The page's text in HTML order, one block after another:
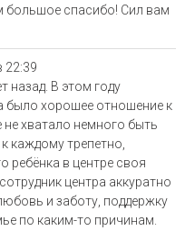
большое спасибо! Сил вам
22:39
назад. В этом году
было хорошее отношение к
не хватало немного быть
каждому трепетно,
ребёнка в центре своя
центра аккуратно
и заботу, поддержку
по каким-то причинам.